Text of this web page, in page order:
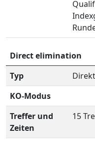
Direct elimination
Typ
KO-Modus
Treffer und
Zeiten
15